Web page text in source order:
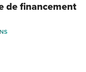
de financement